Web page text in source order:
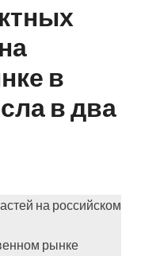
в
в два
на российском
рынке